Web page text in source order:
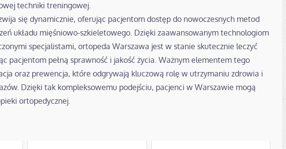
techniki treningowej.
się dynamicznie, oferując pacjentom dostęp do nowoczesnych metod
układu mięśniowo-szkieletowego. Dzięki zaawansowanym technologiom
specjalistami, ortopeda Warszawa jest w stanie skutecznie leczyć
pacjentom pełną sprawność i jakość życia. Ważnym elementem tego
oraz prewencja, które odgrywają kluczową rolę w utrzymaniu zdrowia i
Dzięki tak kompleksowemu podejściu, pacjenci w Warszawie mogą
ortopedycznej.